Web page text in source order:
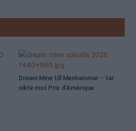
Dream Mine till Menhammar – tar
sikte mot Prix d’Amérique